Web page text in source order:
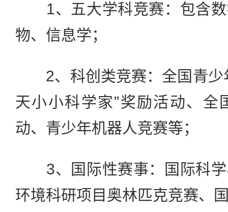
1、五大学科竞赛：包含数
物、信息学；
2、科创类竞赛：全国青少
天小小科学家”奖励活动、全
动、青少年机器人竞赛等；
3、国际性赛事：国际科学
环境科研项目奥林匹克竞赛、